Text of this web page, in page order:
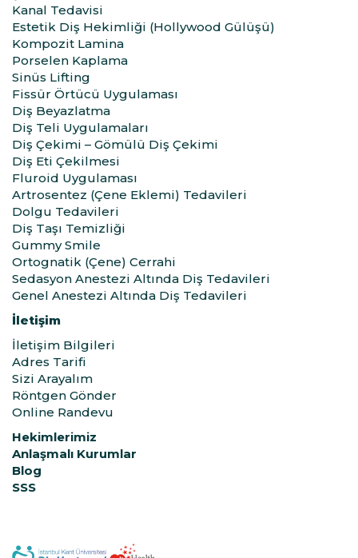
Kanal Tedavisi
Estetik Diş Hekimliği (Hollywood Gülüşü)
Kompozit Lamina
Porselen Kaplama
Sinüs Lifting
Fissür Örtücü Uygulaması
Diş Beyazlatma
Diş Teli Uygulamaları
Diş Çekimi – Gömülü Diş Çekimi
Diş Eti Çekilmesi
Fluroid Uygulaması
Artrosentez (Çene Eklemi) Tedavileri
Dolgu Tedavileri
Diş Taşı Temizliği
Gummy Smile
Ortognatik (Çene) Cerrahi
Sedasyon Anestezi Altında Diş Tedavileri
Genel Anestezi Altında Diş Tedavileri
İletişim
İletişim Bilgileri
Adres Tarifi
Sizi Arayalım
Röntgen Gönder
Online Randevu
Hekimlerimiz
Anlaşmalı Kurumlar
Blog
SSS